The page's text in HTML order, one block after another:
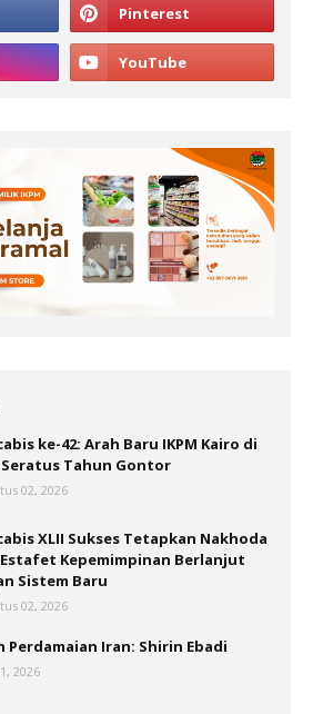
ke-42: Arah Baru IKPM Kairo di
Tahun Gontor
02, 2026
XLII Sukses Tetapkan Nakhoda
Kepemimpinan Berlanjut
Sistem Baru
02, 2026
Perdamaian Iran: Shirin Ebadi
2026